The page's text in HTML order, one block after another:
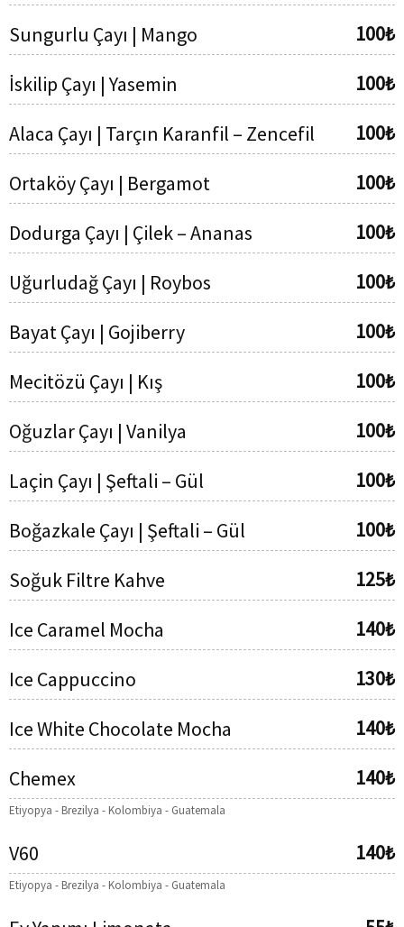
Sungurlu Çayı | Mango
100₺
İskilip Çayı | Yasemin
100₺
Alaca Çayı | Tarçın Karanfil – Zencefil
100₺
Ortaköy Çayı | Bergamot
100₺
Dodurga Çayı | Çilek – Ananas
100₺
Uğurludağ Çayı | Roybos
100₺
Bayat Çayı | Gojiberry
100₺
Mecitözü Çayı | Kış
100₺
Oğuzlar Çayı | Vanilya
100₺
Laçin Çayı | Şeftali – Gül
100₺
Boğazkale Çayı | Şeftali – Gül
100₺
Soğuk Filtre Kahve
125₺
Ice Caramel Mocha
140₺
Ice Cappuccino
130₺
Ice White Chocolate Mocha
140₺
Chemex
140₺
Etiyopya - Brezilya - Kolombiya - Guatemala
V60 140₺
Etiyopya - Brezilya - Kolombiya - Guatemala